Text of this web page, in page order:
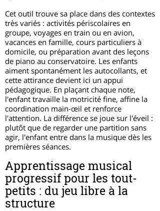
Cet outil trouve sa place dans des contextes
très variés : activités périscolaires en
groupe, voyages en train ou en avion,
vacances en famille, cours particuliers à
domicile, ou préparation avant des leçons
de piano au conservatoire. Les enfants
aiment spontanément les autocollants, et
cette attirance devient ici un appui
pédagogique. En plaçant chaque note,
l'enfant travaille la motricité fine, affine la
coordination main-œil et renforce
l'attention. La différence se joue sur l'éveil :
plutôt que de regarder une partition sans
agir, l'enfant entre dans la musique dès les
premières séances.
Apprentissage musical
progressif pour les tout-
petits : du jeu libre à la
structure